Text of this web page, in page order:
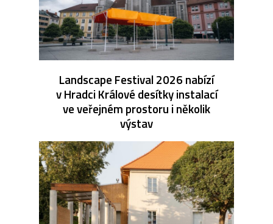
Landscape Festival 2026 nabízí
v Hradci Králové desítky instalací
ve veřejném prostoru i několik
výstav